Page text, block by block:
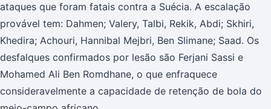
ataques que foram fatais contra a Suécia. A escalação
provável tem: Dahmen; Valery, Talbi, Rekik, Abdi; Skhiri,
Khedira; Achouri, Hannibal Mejbri, Ben Slimane; Saad. Os
desfalques confirmados por lesão são Ferjani Sassi e
Mohamed Ali Ben Romdhane, o que enfraquece
consideravelmente a capacidade de retenção de bola do